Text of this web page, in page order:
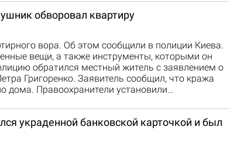
обворовал квартиру
вора. Об этом сообщили в полиции Киева.
вещи, а также инструменты, которыми он
обратился местный житель с заявлением о
Григоренко. Заявитель сообщил, что кража
дома. Правоохранители установили…
украденной банковской карточкой и был